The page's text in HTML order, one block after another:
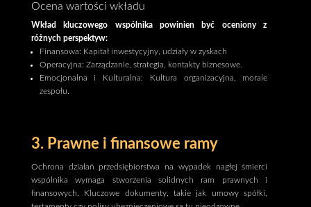
Ocena wartości wkładu
Wkład kluczowego wspólnika powinien być oceniony z
różnych perspektyw:
Finansowa: Kapitał inwestycyjny, udziały w zyskach
Operacyjna: Zarządzanie, strategia, kontakty biznesowe.
Emocjonalna i Kulturalna: Kultura organizacyjna, morale
zespołu.
3. Prawne i finansowe ramy
Ochrona działań przedsiębiorstwa na wypadek nagłej śmierci
wspólnika wymaga stworzenia solidnych ram prawnych i
finansowych. Kluczowe dokumenty, takie jak umowy spółki,